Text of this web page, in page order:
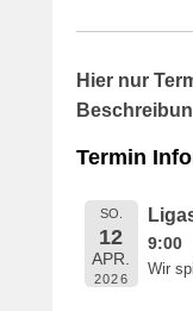
.
a
i
Hier nur
Termin
SO.
12
APR.
2026
9:00
Wir